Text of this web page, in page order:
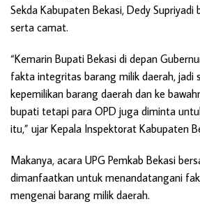
Sekda Kabupaten Bekasi, Dedy Supriyadi
serta camat.
“Kemarin Bupati Bekasi di depan
fakta integritas barang milik daerah, jadi
kepemilikan barang daerah dan ke
bupati tetapi para OPD juga diminta
itu,” ujar Kepala Inspektorat Kabupaten
Makanya, acara UPG Pemkab Bekasi
dimanfaatkan untuk menandatangani
mengenai barang milik daerah.